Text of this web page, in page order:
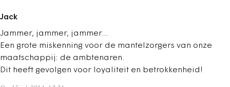
Jack
Jammer, jammer, jammer...
Een grote miskenning voor de mantelzorgers van onze
maatschappij: de ambtenaren.
Dit heeft gevolgen voor loyaliteit en betrokkenheid!